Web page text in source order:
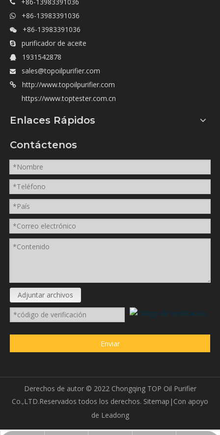
 +86-13983391036
 +86-13983391036
 +86-13983391036
 purificador de aceite
 1931542878
 sales@topoilpurifier.com

http://www.topoilpurifier.com
https://www.toptester.com.cn
Enlaces Rápidos
Contáctenos
Adjuntar archivos
Enviar
Derechos de autor © 2022Chongqing TOP Oil Purifier
Co.,LTD.Reservados todos los derechos. Sitemap |Con apoyo
de Leadong